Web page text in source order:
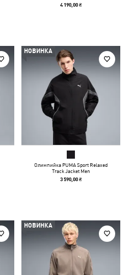
4 190,00 ₴
НОВИНКА
Олимпийка PUMA Sport Relaxed
Track Jacket Men
3 590,00 ₴
НОВИНКА